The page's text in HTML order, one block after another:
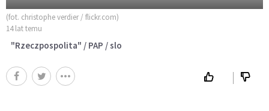
(fot. christophe verdier / flickr.com)
14 lat temu
"Rzeczpospolita" / PAP / slo